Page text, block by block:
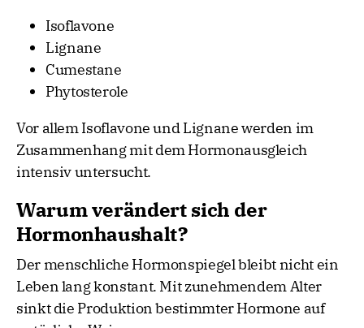
Isoflavone
Lignane
Cumestane
Phytosterole
Vor allem Isoflavone und Lignane werden im
Zusammenhang mit dem Hormonausgleich
intensiv untersucht.
Warum verändert sich der
Hormonhaushalt?
Der menschliche Hormonspiegel bleibt nicht ein
Leben lang konstant. Mit zunehmendem Alter
sinkt die Produktion bestimmter Hormone auf